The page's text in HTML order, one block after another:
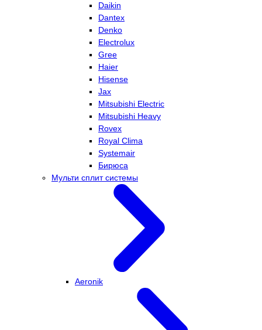
Daikin
Dantex
Denko
Electrolux
Gree
Haier
Hisense
Jax
Mitsubishi Electric
Mitsubishi Heavy
Rovex
Royal Clima
Systemair
Бирюса
Мульти сплит системы
Aeronik